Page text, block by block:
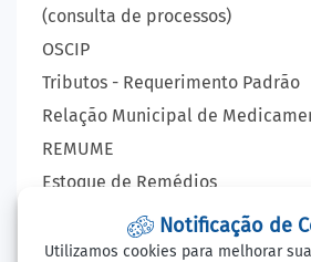
(consulta de processos)
OSCIP
Tributos - Requerimento Padrão
Relação Municipal de
REMUME
Estoque de Remédios
VIGILÂNCIA EPIDEMIOLÓGICA
Lista de Espera - Consultas,
Notificação de
Utilizamos cookies para melhorar